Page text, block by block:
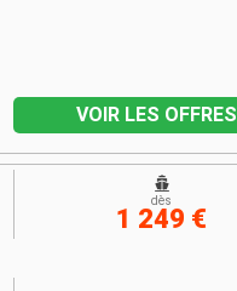
VOIR LES OFFRES
dès
1 249 €